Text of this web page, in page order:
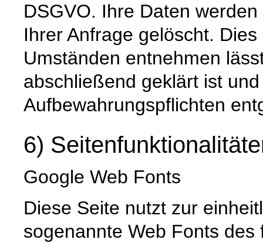
DSGVO. Ihre Daten
Ihrer Anfrage gelöscht.
Umständen entnehmen
abschließend geklärt ist
Aufbewahrungspflichten
6)
Google Web Fonts
Diese Seite nutzt zur
sogenannte Web Fonts